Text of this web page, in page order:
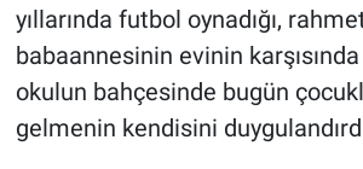
yıllarında futbol oynadığı,
babaannesinin evinin
okulun bahçesinde bugün
gelmenin kendisini